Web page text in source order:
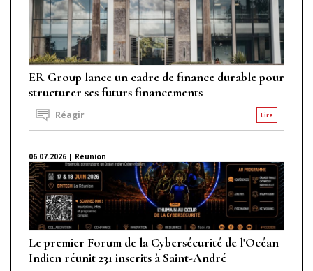
ER Group lance un cadre de finance durable pour
structurer ses futurs financements
Lire
Réagir
06.07.2026 | Réunion
Le premier Forum de la Cybersécurité de l'Océan
Indien réunit 231 inscrits à Saint-André